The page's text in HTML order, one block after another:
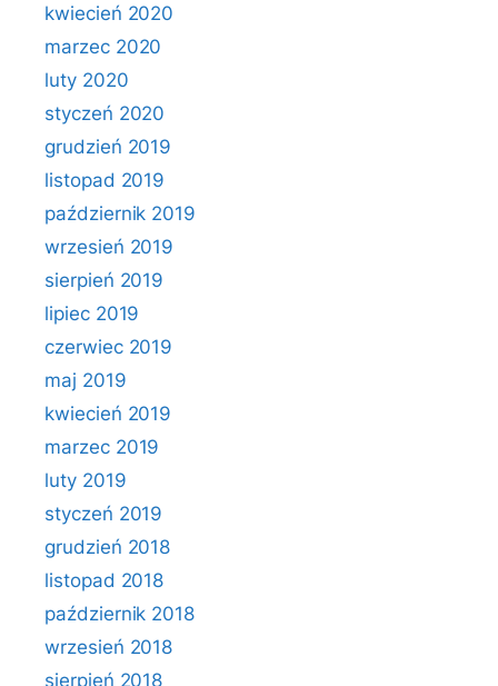
kwiecień 2020
marzec 2020
luty 2020
styczeń 2020
grudzień 2019
listopad 2019
październik 2019
wrzesień 2019
sierpień 2019
lipiec 2019
czerwiec 2019
maj 2019
kwiecień 2019
marzec 2019
luty 2019
styczeń 2019
grudzień 2018
listopad 2018
październik 2018
wrzesień 2018
sierpień 2018